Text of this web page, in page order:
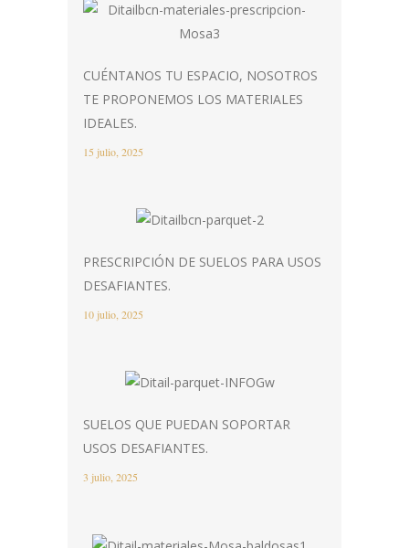
CUÉNTANOS TU ESPACIO, NOSOTROS
TE PROPONEMOS LOS MATERIALES
IDEALES.
15 julio, 2025
PRESCRIPCIÓN DE SUELOS PARA USOS
DESAFIANTES.
10 julio, 2025
SUELOS QUE PUEDAN SOPORTAR
USOS DESAFIANTES.
3 julio, 2025